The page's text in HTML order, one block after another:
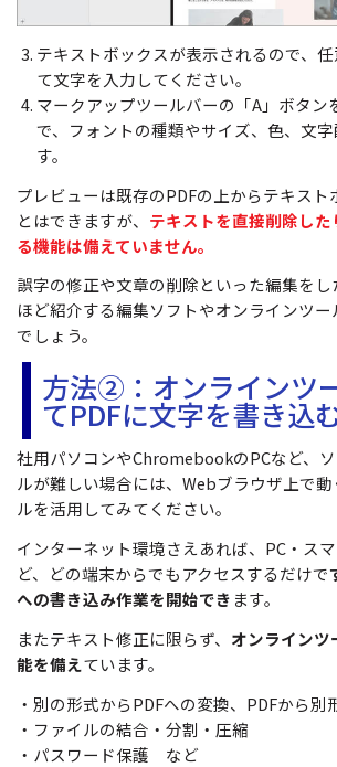
テキストボックスが表示されるので、
て文字を入力してください。
マークアップツールバーの「A」ボタン
で、フォントの種類やサイズ、色、文
す。
プレビューは既存のPDFの上からテキスト
とはできますが、 テキストを直接削除し
る機能は備えていません。
誤字の修正や文章の削除といった編集を
ほど紹介する編集ソフトやオンラインツ
でしょう。
方法②：オンラインツ
てPDFに文字を書き込
社用パソコンやChromebookのPCなど、
ルが難しい場合には、Webブラウザ上で
ルを活用してみてください。
インターネット環境さえあれば、PC・ス
ど、どの端末からでもアクセスするだけで
への書き込み作業を開始でき ます。
またテキスト修正に限らず、 オンラインツ
能を備えています。
・別の形式からPDFへの変換、PDFから別
・ファイルの結合・分割・圧縮
・パスワード保護 など